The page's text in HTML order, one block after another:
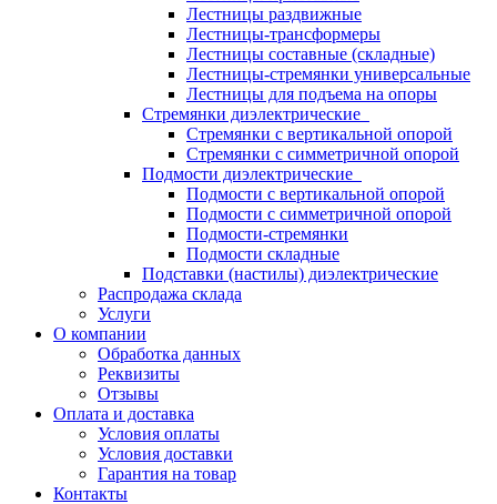
Лестницы раздвижные
Лестницы-трансформеры
Лестницы составные (складные)
Лестницы-стремянки универсальные
Лестницы для подъема на опоры
Стремянки диэлектрические
Стремянки с вертикальной опорой
Стремянки с симметричной опорой
Подмости диэлектрические
Подмости с вертикальной опорой
Подмости с симметричной опорой
Подмости-стремянки
Подмости складные
Подставки (настилы) диэлектрические
Распродажа склада
Услуги
О компании
Обработка данных
Реквизиты
Отзывы
Оплата и доставка
Условия оплаты
Условия доставки
Гарантия на товар
Контакты